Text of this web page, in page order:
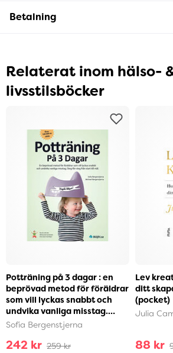
Betalning
Relaterat inom hälso-
livsstilsböcker
Potträning på 3 dagar : en
beprövad metod för föräldrar
som vill lyckas snabbt och
undvika vanliga misstag.
Steg-för-ste...
Sofia Bergenstjerna
242 kr 259 kr
Lev
ditt
(pocket)
Julia
88 kr